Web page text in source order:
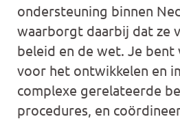
ondersteuning binnen
waarborgt daarbij dat ze
beleid en de wet. Je
voor het ontwikkelen en
complexe gerelateerde
procedures, en